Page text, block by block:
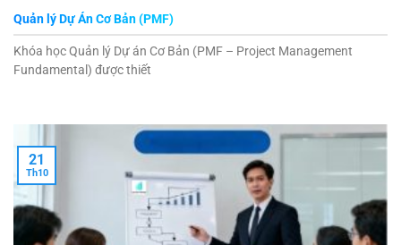
Quản lý Dự Án Cơ Bản (PMF)
Khóa học Quản lý Dự án Cơ Bản (PMF – Project Management
Fundamental) được thiết
21
Th10